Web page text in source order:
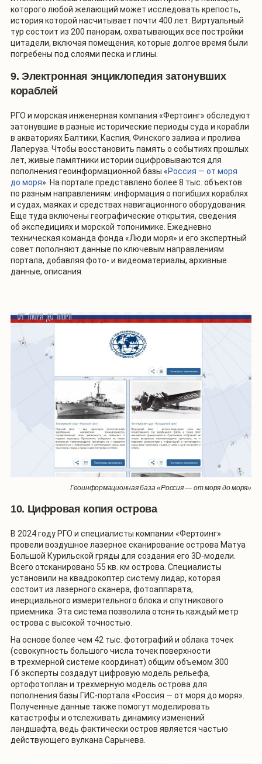
которого любой желающий может исследовать крепость,
история которой насчитывает почти 400 лет. Виртуальный
тур состоит из 200 панорам, охватывающих все постройки
цитадели, включая помещения, которые долгое время были
погребены под слоями песка и глины.
9. Электронная энциклопедия затонувших
кораблей
РГО и морская инженерная компания «Фертоинг» обследуют
затонувшие в разные исторические периоды суда и корабли
в акваториях Балтики, Каспия, Финского залива и пролива
Лаперуза. Чтобы восстановить память о событиях прошлых
лет, живые памятники истории оцифровываются для
пополнения геоинформационной базы «Россия — от моря
до моря». На портале представлено более 8 тыс. объектов
по разным направлениям: информация о погибших кораблях
и судах, маяках и средствах навигационного оборудования.
Еще туда включены географические открытия, сведения
об экспедициях и морской топонимике. Ежедневно
техническая команда фонда «Люди моря» и его экспертный
совет пополняют данные по ключевым направлениям
портала, добавляя фото- и видеоматериалы, архивные
данные, описания.
Геоинформационная база «Россия — от моря до моря»
10. Цифровая копия острова
В 2024 году РГО и специалисты компании «Фертоинг»
провели воздушное лазерное сканирование острова Матуа
Большой Курильской гряды для создания его 3D-модели.
Всего отсканировано 55 кв. км острова. Специалисты
установили на квадрокоптер систему лидар, которая
состоит из лазерного сканера, фотоаппарата,
инерциального измерительного блока и спутникового
приемника. Эта система позволила отснять каждый метр
острова с высокой точностью.
На основе более чем 42 тыс. фотографий и облака точек
(совокупность большого числа точек поверхности
в трехмерной системе координат) общим объемом 300
Гб эксперты создадут цифровую модель рельефа,
ортофотоплан и трехмерную модель острова для
пополнения базы ГИС-портала «Россия — от моря до моря».
Полученные данные также помогут моделировать
катастрофы и отслеживать динамику изменений
ландшафта, ведь фактически остров является частью
действующего вулкана Сарычева.